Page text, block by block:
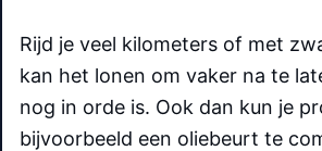
Rijd je veel kilometers of met
kan het lonen om vaker na te
nog in orde is. Ook dan kun je
bijvoorbeeld een oliebeurt te